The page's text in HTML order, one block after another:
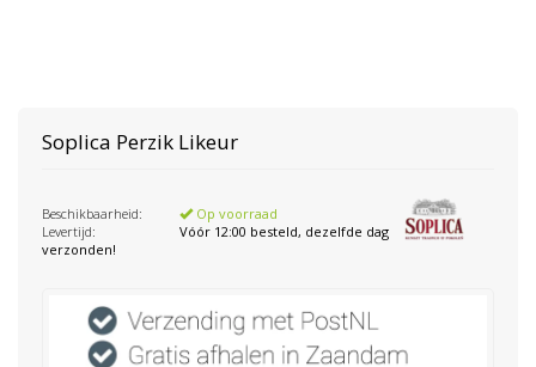
Soplica Perzik Likeur
Beschikbaarheid:
Op voorraad
Levertijd:
Vóór 12:00 besteld, dezelfde dag
verzonden!